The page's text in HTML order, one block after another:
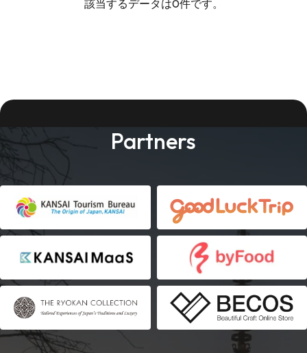
該当するデータは0件です。
Partners